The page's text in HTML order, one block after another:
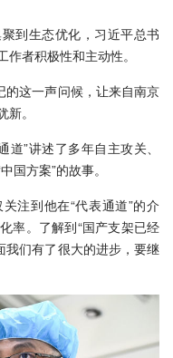
到生态优化，习近平总书
者积极性和主动性。
的这一声问候，让来自南京
。
”讲述了多年自主攻关、
国方案”的故事。
注到他在“代表通道”的介
率。了解到“国产支架已经
我们有了很大的进步，要继